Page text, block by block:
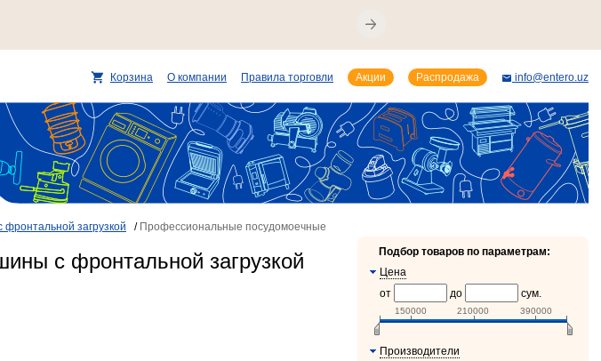
загрузкой / Профессиональные посудомоечные
с фронтальной загрузкой
Подбор товаров по параметрам:
Цена
от
до сум.
150000 210000 390000
Производители
Корзина О компании Правила торговли Акции Распродажа info@entero.uz